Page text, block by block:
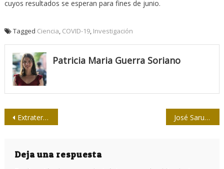
cuyos resultados se esperan para fines de junio.
Tagged Ciencia COVID-19, Investigación
Patricia Maria Guerra Soriano
Navegación
entradas
Extraterrestres al pie de la cama José Sarukhán: “Mil 415 patógenos causan enfermedades humanas”
Deja una respuesta